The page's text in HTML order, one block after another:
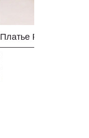
Платье Pur Pur 11-